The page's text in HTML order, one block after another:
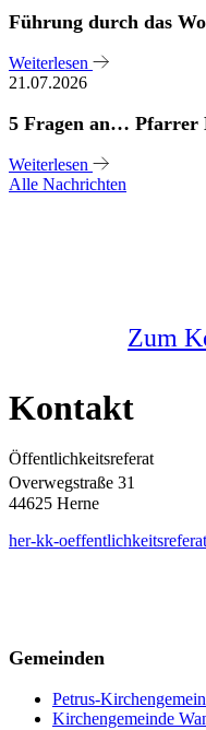
Führung durch das
Weiterlesen
21.07.2026
5 Fragen an… Pfarrer
Weiterlesen
Alle Nachrichten
Zum
Kontakt
Öffentlichkeitsreferat
Overwegstraße 31
44625 Herne
her-kk-
Gemeinden
Petrus-
Kirchengemeinde